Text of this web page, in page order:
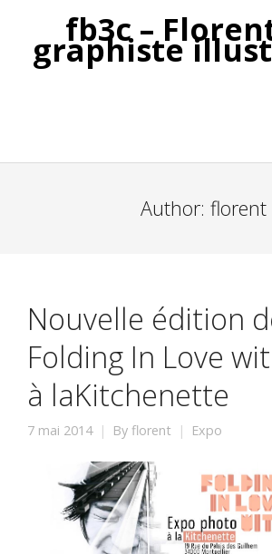
fb3c –
graphiste
Author: florent
Nouvelle édition
Folding In Love
à laKitchenette
7 mai 2014 By florent Expo